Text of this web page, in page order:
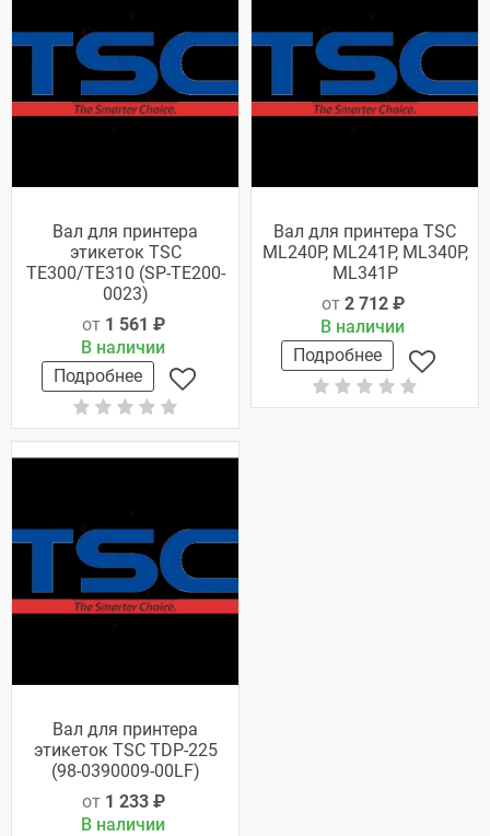
Вал для принтера
этикеток TSC
TE300/TE310 (SP-TE200-
0023)
от 1 561 ₽
В наличии
Подробнее
Вал для принтера TSC
ML240P, ML241P, ML340P,
ML341P
от 2 712 ₽
В наличии
Подробнее
Вал для принтера
этикеток TSC TDP-225
(98-0390009-00LF)
от 1 233 ₽
В наличии